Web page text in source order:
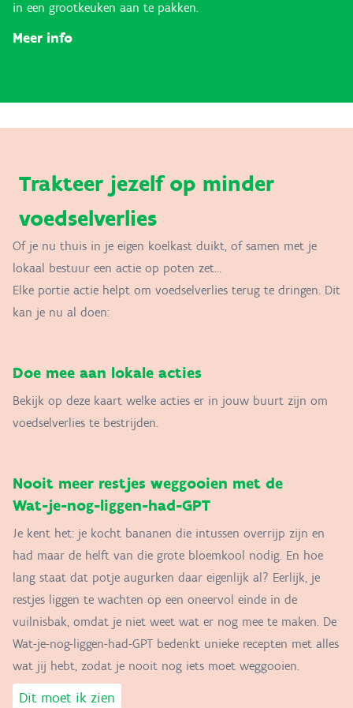
in een grootkeuken aan te pakken.
Meer info
Trakteer jezelf op minder
voedselverlies
Of je nu thuis in je eigen koelkast duikt, of samen met je
lokaal bestuur een actie op poten zet...
Elke portie actie helpt om voedselverlies terug te dringen. Dit
kan je nu al doen:
Doe mee aan lokale acties
Bekijk op deze kaart welke acties er in jouw buurt zijn om
voedselverlies te bestrijden.
Nooit meer restjes weggooien met de
Wat-je-nog-liggen-had-GPT
Je kent het: je kocht bananen die intussen overrijp zijn en
had maar de helft van die grote bloemkool nodig. En hoe
lang staat dat potje augurken daar eigenlijk al? Eerlijk, je
restjes liggen te wachten op een oneervol einde in de
vuilnisbak, omdat je niet weet wat er nog mee te maken. De
Wat-je-nog-liggen-had-GPT bedenkt unieke recepten met alles
wat jij hebt, zodat je nooit nog iets moet weggooien.
Dit moet ik zien